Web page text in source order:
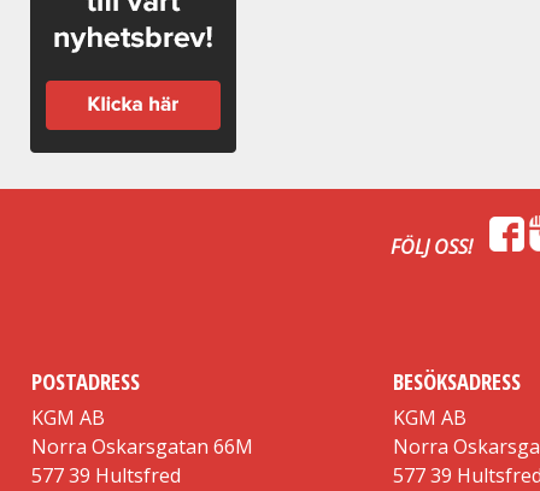
FÖLJ OSS!
POSTADRESS
KGM AB
Norra Oskarsgatan 66M
577 39 Hultsfred
BESÖKSADRESS
KGM AB
Norra
577 39